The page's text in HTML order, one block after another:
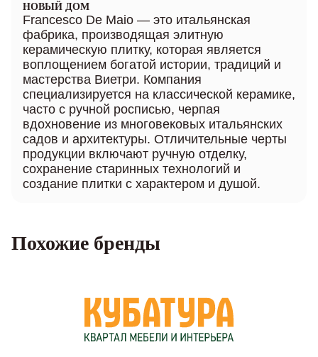
НОВЫЙ ДОМ
Francesco De Maio — это итальянская
фабрика, производящая элитную
керамическую плитку, которая является
воплощением богатой истории, традиций и
мастерства Виетри. Компания
специализируется на классической керамике,
часто с ручной росписью, черпая
вдохновение из многовековых итальянских
садов и архитектуры. Отличительные черты
продукции включают ручную отделку,
сохранение старинных технологий и
создание плитки с характером и душой.
Похожие бренды